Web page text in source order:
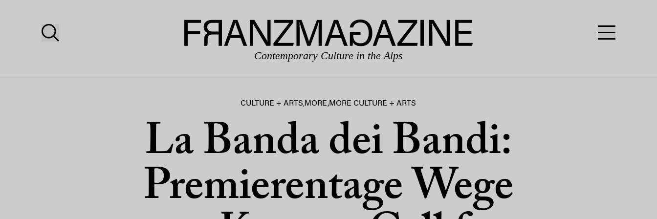
Contemporary Culture in the Alps
CULTURE + ARTS,MORE,MORE CULTURE + ARTS
La Banda dei Bandi:
Premierentage Wege